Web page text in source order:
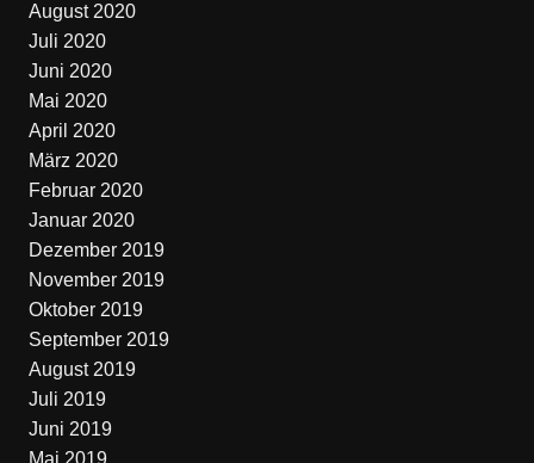
August 2020
Juli 2020
Juni 2020
Mai 2020
April 2020
März 2020
Februar 2020
Januar 2020
Dezember 2019
November 2019
Oktober 2019
September 2019
August 2019
Juli 2019
Juni 2019